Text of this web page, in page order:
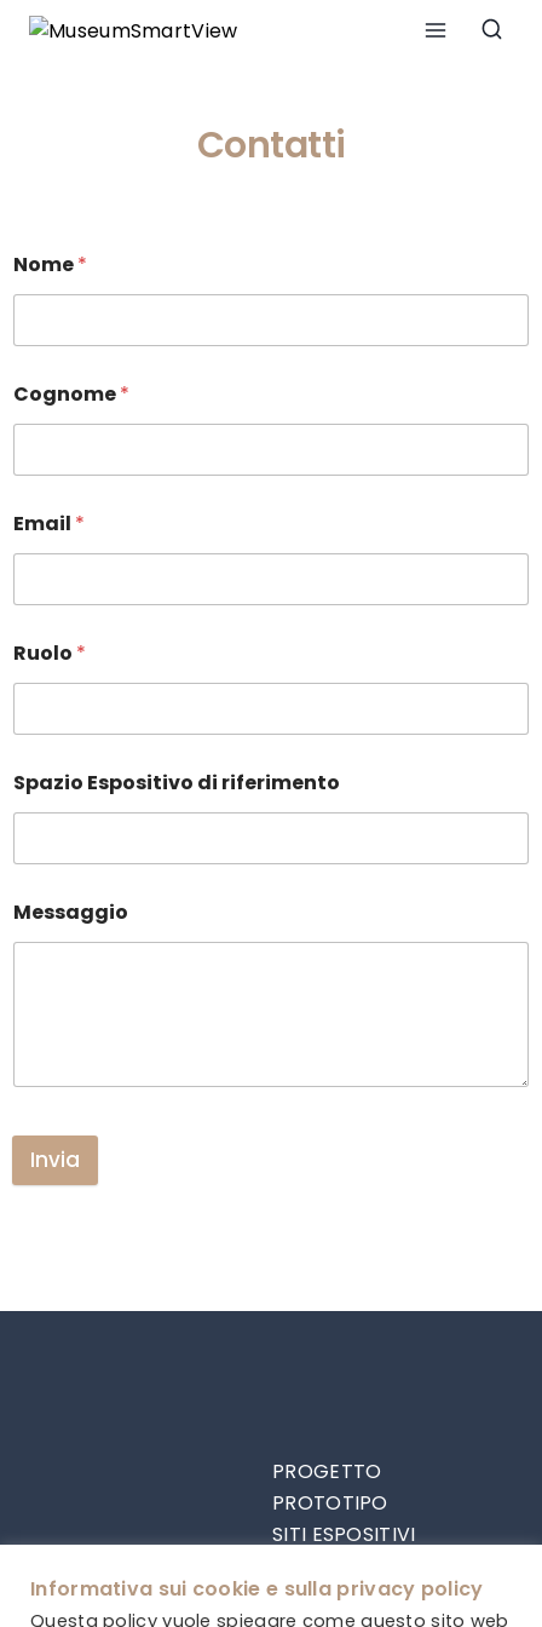
Contatti
Nome*
Cognome*
Email *
Ruolo *
Spazio Espositivo di riferimento
Messaggio
Invia
PROGETTO
PROTOTIPO
SITI ESPOSITIVI
PARTNER
Informativa sui cookie e sulla privacy policy
Questa policy vuole spiegare come questo sito web